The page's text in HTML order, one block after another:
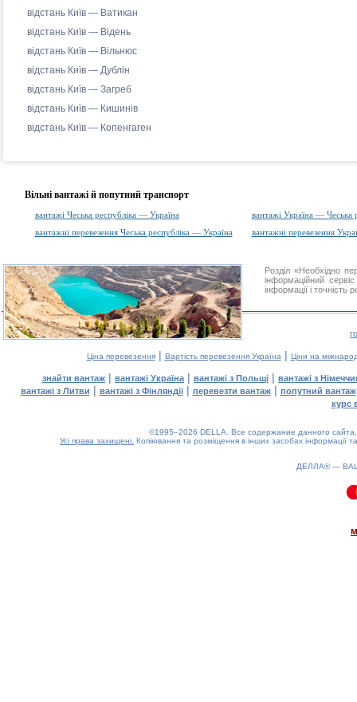
відстань Київ — Ватикан
відстань Київ — Відень
відстань Київ — Вільнюс
відстань Київ — Дублін
відстань Київ — Загреб
відстань Київ — Кишинів
відстань Київ — Копенгаген
Вільні вантажі й попутний транспорт
вантажі Чеська республіка — Україна
вантажі Україна — Чеська
вантажні перевезення Чеська республіка — Україна
вантажні перевезення
Розділ «Необхідно
інформаційний
інформації і
Ціна перевезення| Вартість перевезення Україна | Ціни на
знайти вантаж | вантажі Україна | вантажі з Польщі | вантажі з
вантажі з Литви | вантажі з Фінляндії| перевезти вантаж| попутний вантаж
курс
©1995–2026 DELLA. Все содержание данного
Усі права захищені. Копіювання та розміщення в інших засобах інформації
ДЕЛЛА® —